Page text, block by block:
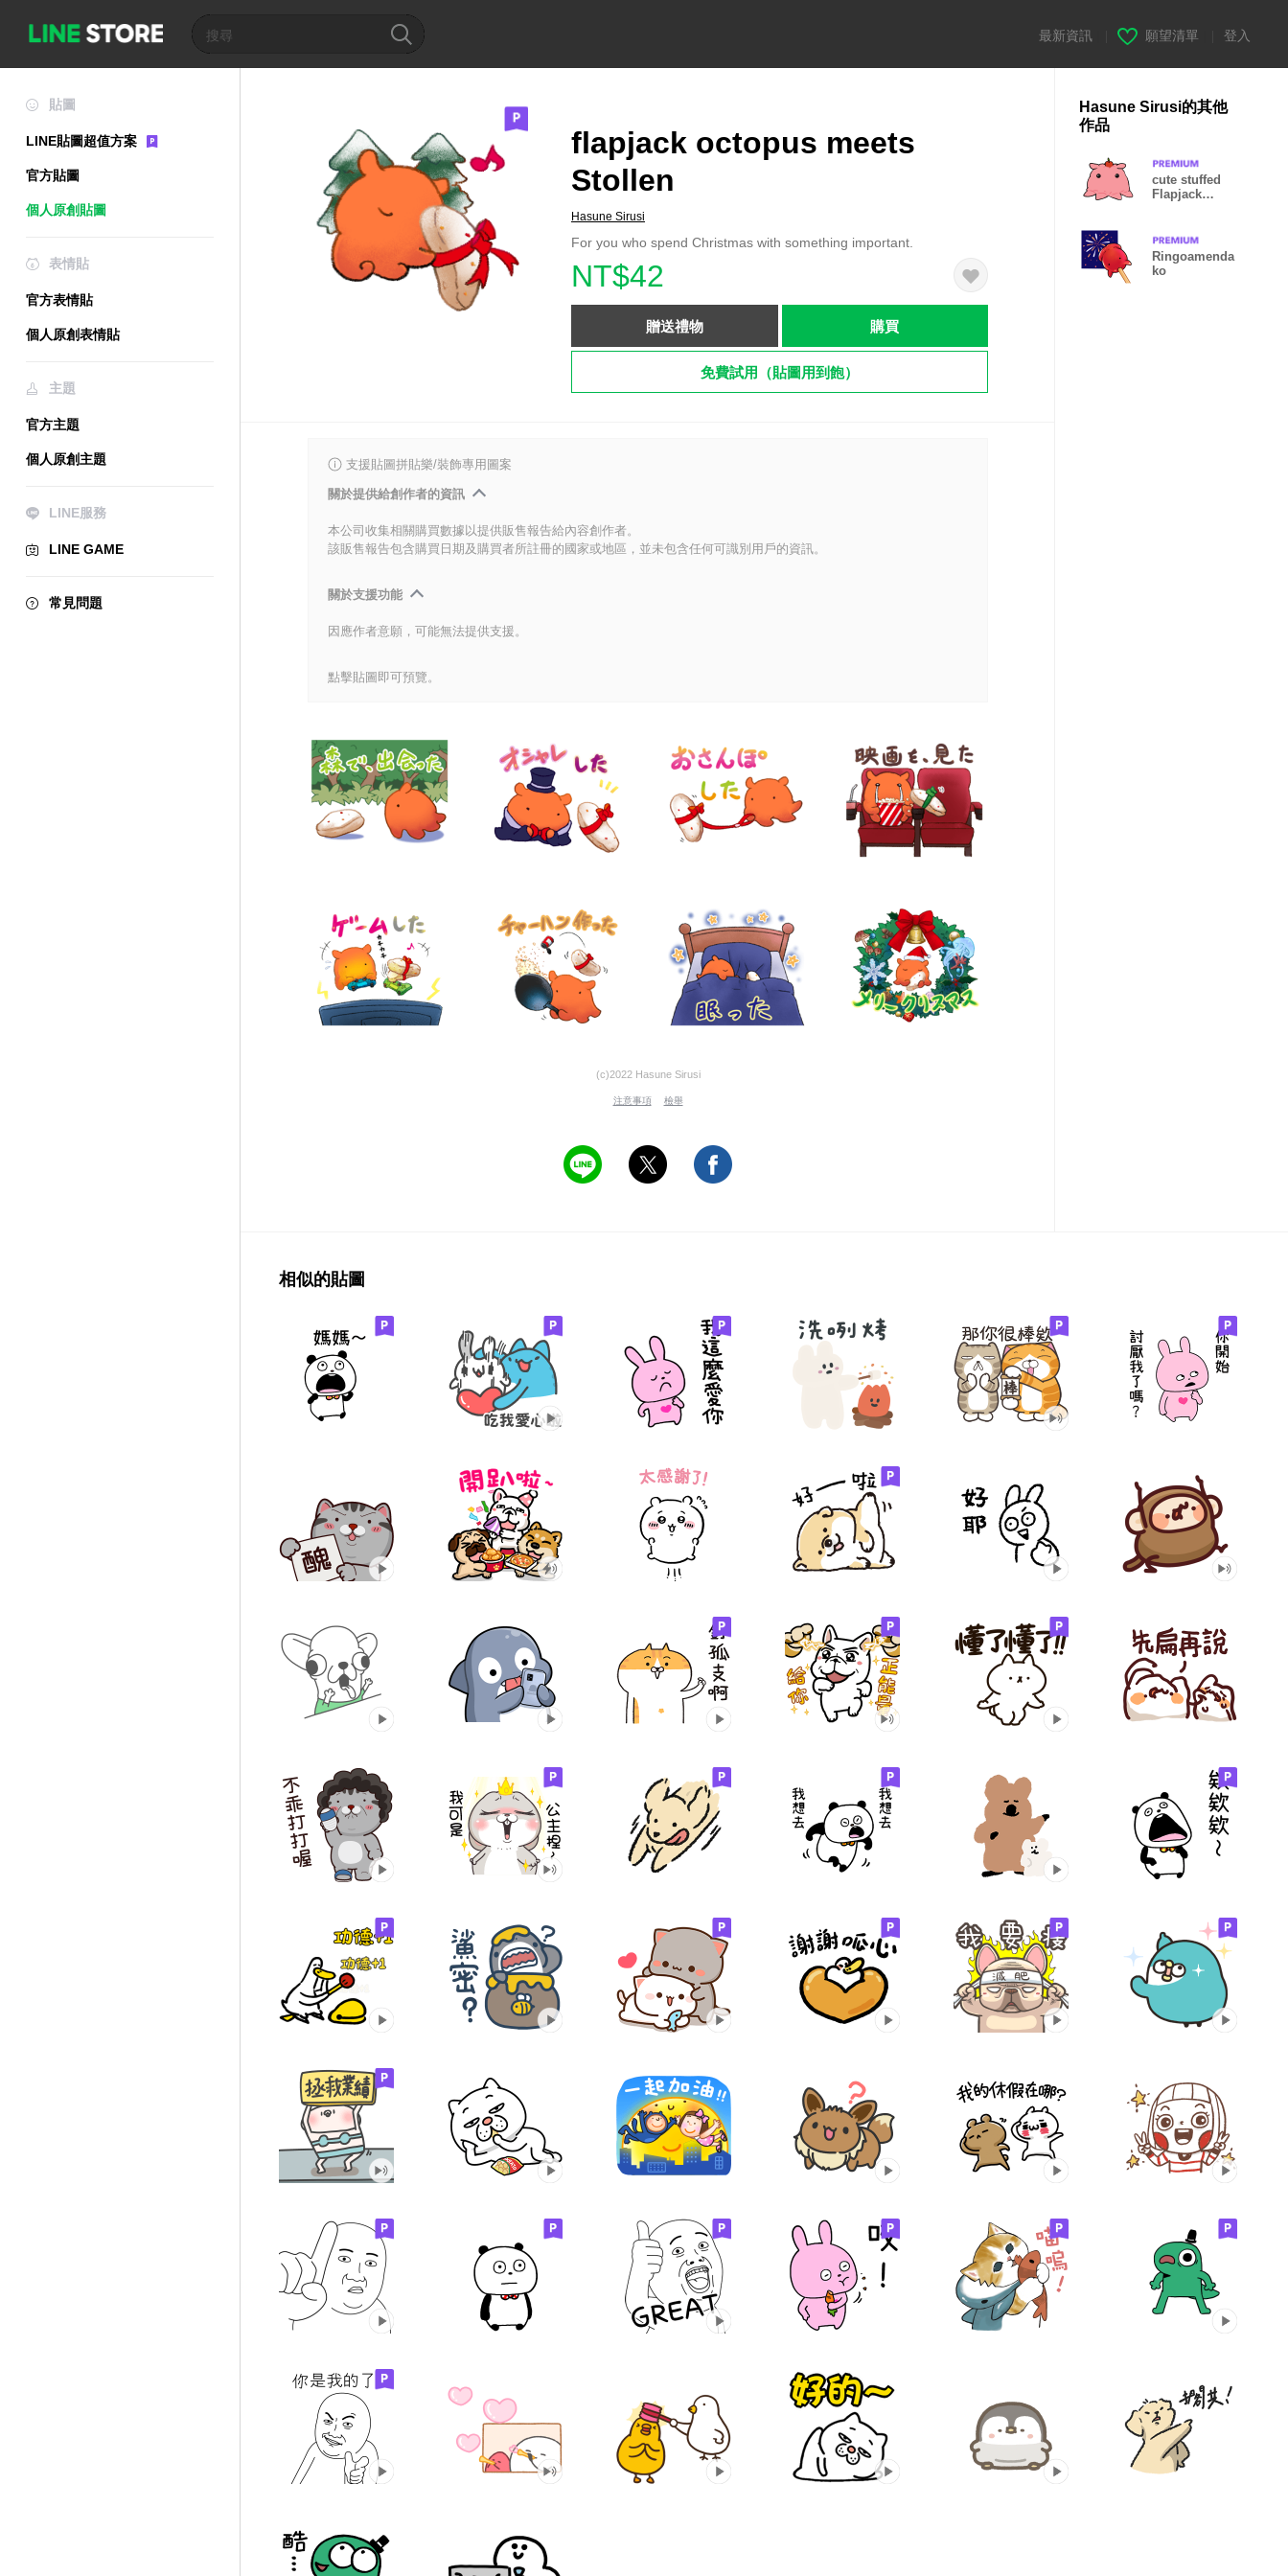
最新資訊 願望清單 登入
貼圖
LINE貼圖超值方案
官方貼圖
個人原創貼圖
表情貼
官方表情貼
個人原創表情貼
主題
官方主題
個人原創主題
LINE服務
LINE GAME
常見問題
flapjack octopus meets
Stollen
Hasune Sirusi
For you who spend Christmas with something important.
NT$42
贈送禮物 購買
免費試用（貼圖用到飽）
支援貼圖拼貼樂/裝飾專用圖案
關於提供給創作者的資訊
本公司收集相關購買數據以提供販售報告給內容創作者。
該販售報告包含購買日期及購買者所註冊的國家或地區，並未包含任何可識別用戶的資訊。
關於支援功能
因應作者意願，可能無法提供支援。
點擊貼圖即可預覽。
(c)2022 Hasune Sirusi
注意事項 檢舉
Hasune Sirusi的其他
作品
cute stuffed
Flapjack
Ringoamenda
ko
相似的貼圖